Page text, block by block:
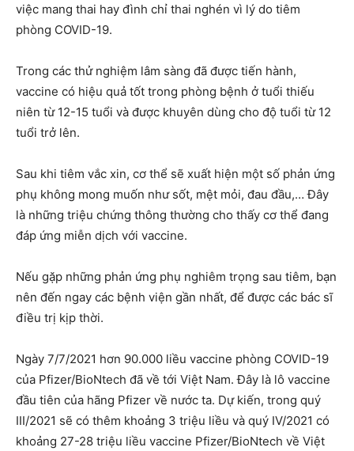
việc mang thai hay đình chỉ thai nghén vì lý do tiêm
phòng COVID-19.
Trong các thử nghiệm lâm sàng đã được tiến hành,
vaccine có hiệu quả tốt trong phòng bệnh ở tuổi thiếu
niên từ 12-15 tuổi và được khuyên dùng cho độ tuổi từ 12
tuổi trở lên.
Sau khi tiêm vắc xin, cơ thể sẽ xuất hiện một số phản ứng
phụ không mong muốn như sốt, mệt mỏi, đau đầu,… Đây
là những triệu chứng thông thường cho thấy cơ thể đang
đáp ứng miễn dịch với vaccine.
Nếu gặp những phản ứng phụ nghiêm trọng sau tiêm, bạn
nên đến ngay các bệnh viện gần nhất, để được các bác sĩ
điều trị kịp thời.
Ngày 7/7/2021 hơn 90.000 liều vaccine phòng COVID-19
của Pfizer/BioNtech đã về tới Việt Nam. Đây là lô vaccine
đầu tiên của hãng Pfizer về nước ta. Dự kiến, trong quý
III/2021 sẽ có thêm khoảng 3 triệu liều và quý IV/2021 có
khoảng 27-28 triệu liều vaccine Pfizer/BioNtech về Việt